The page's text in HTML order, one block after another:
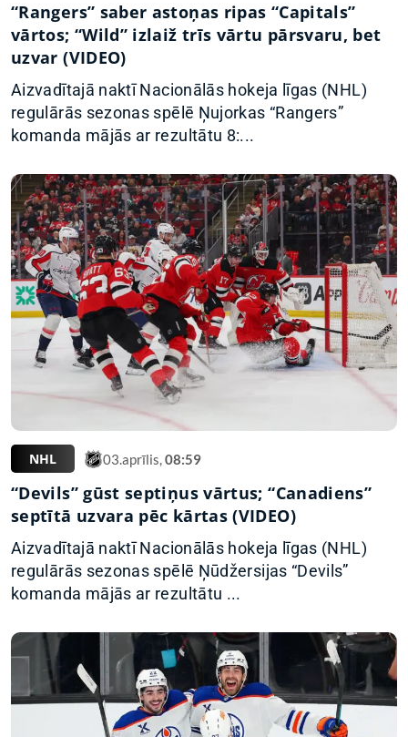
“Rangers” saber astoņas ripas “Capitals”
vārtos; “Wild” izlaiž trīs vārtu pārsvaru, bet
uzvar (VIDEO)
Aizvadītajā naktī Nacionālās hokeja līgas (NHL)
regulārās sezonas spēlē Ņujorkas “Rangers”
komanda mājās ar rezultātu 8:...
NHL 03.aprīlis,08:59
“Devils” gūst septiņus vārtus; “Canadiens”
septītā uzvara pēc kārtas (VIDEO)
Aizvadītajā naktī Nacionālās hokeja līgas (NHL)
regulārās sezonas spēlē Ņūdžersijas “Devils”
komanda mājās ar rezultātu ...